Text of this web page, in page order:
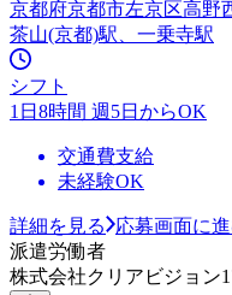
京都府京都市左京区高野
茶山(京都)駅、一乗寺駅
シフト
1日8時間 週5日からOK
交通費支給
未経験OK
詳細を見る
応募画面に
派遣労働者
株式会社クリアビジョン